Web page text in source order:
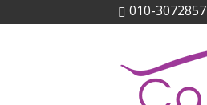
010-3072857